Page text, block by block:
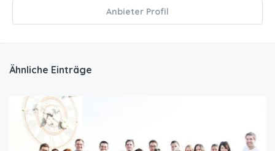
Anbieter Profil
Ähnliche Einträge